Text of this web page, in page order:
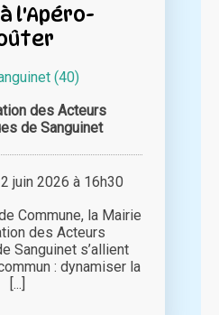
l'Apéro-
(40)
des Acteurs
de Sanguinet
juin 2026 à 16h30
Commune, la Mairie
des Acteurs
Sanguinet s’allient
: dynamiser la
[...]